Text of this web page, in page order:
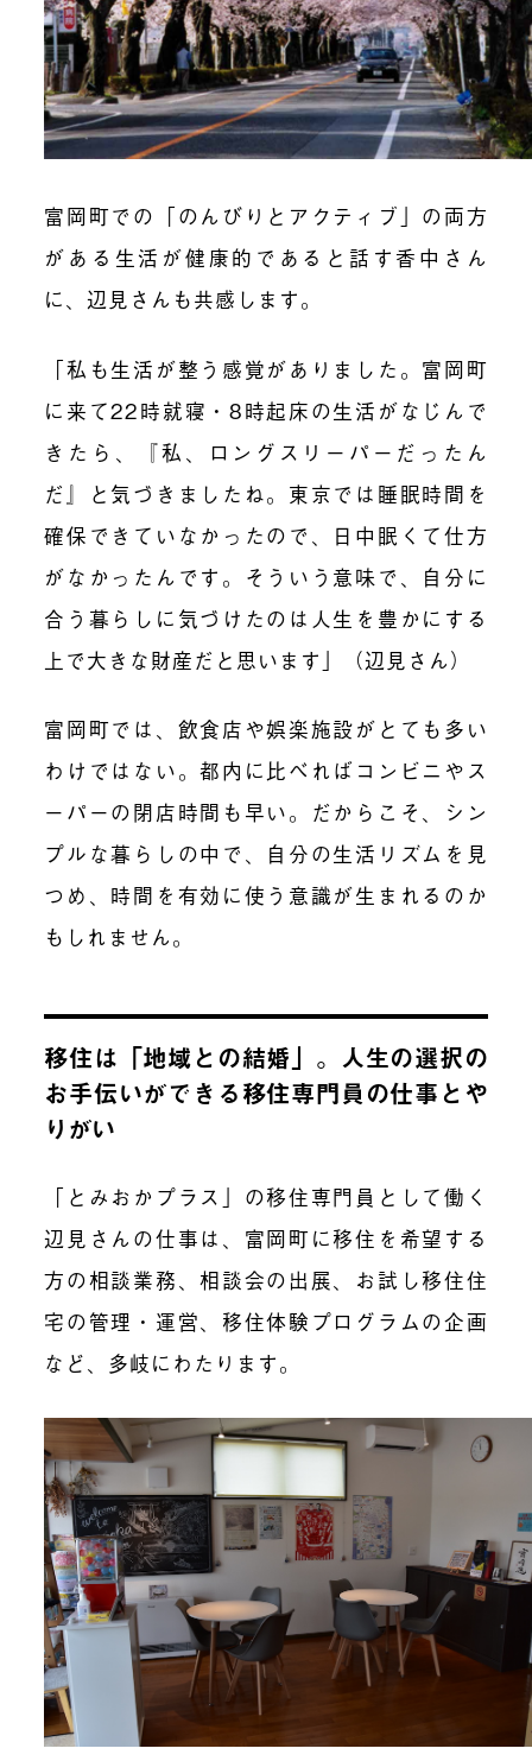
富岡町での「のんびりとアクティブ」の両方
がある生活が健康的であると話す香中さん
に、辺見さんも共感します。
「私も生活が整う感覚がありました。富岡町
に来て22時就寝・8時起床の生活がなじんで
きたら、『私、ロングスリーパーだったん
だ』と気づきましたね。東京では睡眠時間を
確保できていなかったので、日中眠くて仕方
がなかったんです。そういう意味で、自分に
合う暮らしに気づけたのは人生を豊かにする
上で大きな財産だと思います」（辺見さん）
富岡町では、飲食店や娯楽施設がとても多い
わけではない。都内に比べればコンビニやス
ーパーの閉店時間も早い。だからこそ、シン
プルな暮らしの中で、自分の生活リズムを見
つめ、時間を有効に使う意識が生まれるのか
もしれません。
移住は「地域との結婚」。人生の選択の
お手伝いができる移住専門員の仕事とや
りがい
「とみおかプラス」の移住専門員として働く
辺見さんの仕事は、富岡町に移住を希望する
方の相談業務、相談会の出展、お試し移住住
宅の管理・運営、移住体験プログラムの企画
など、多岐にわたります。